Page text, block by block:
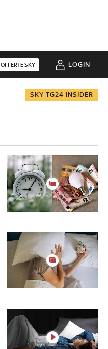
OFFERTE SKY LOGIN
SKY TG24 INSIDER